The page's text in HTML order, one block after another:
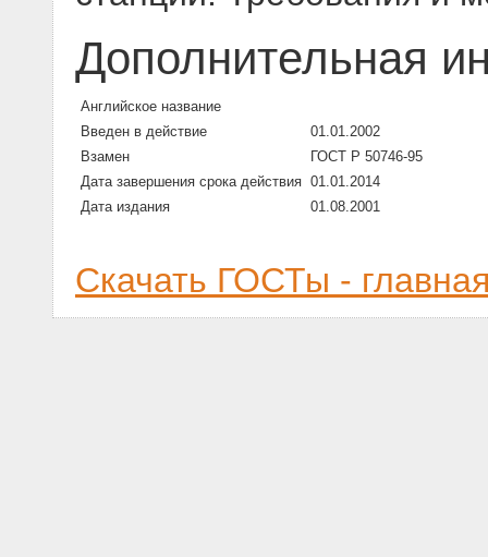
Дополнительная
Английское название
Введен в действие
01.01.2002
Взамен
ГОСТ Р 50746-95
Дата завершения срока действия 01.01.2014
Дата издания
01.08.2001
Скачать ГОСТы -